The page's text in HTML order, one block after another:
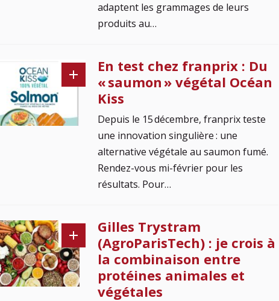
adaptent les grammages de leurs
produits au…
En test chez franprix : Du
« saumon » végétal Océan
Kiss
Depuis le 15 décembre, franprix teste
une innovation singulière : une
alternative végétale au saumon fumé.
Rendez-vous mi-février pour les
résultats. Pour…
Gilles Trystram
(AgroParisTech) : je crois à
la combinaison entre
protéines animales et
végétales